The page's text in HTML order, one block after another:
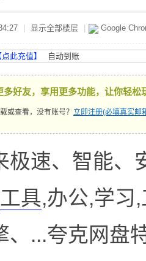
显示全部楼层 Google
此充值】 自动到账
多好友，享用更多功能，让你轻松
或查看，没有账号？ 立即注册(必填真实邮
极速、智能、
工具,办公,学习
、...夸克网盘